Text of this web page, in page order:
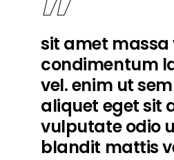
sit amet
condimentum
vel. enim ut
aliquet eget sit
vulputate odio
blandit mattis